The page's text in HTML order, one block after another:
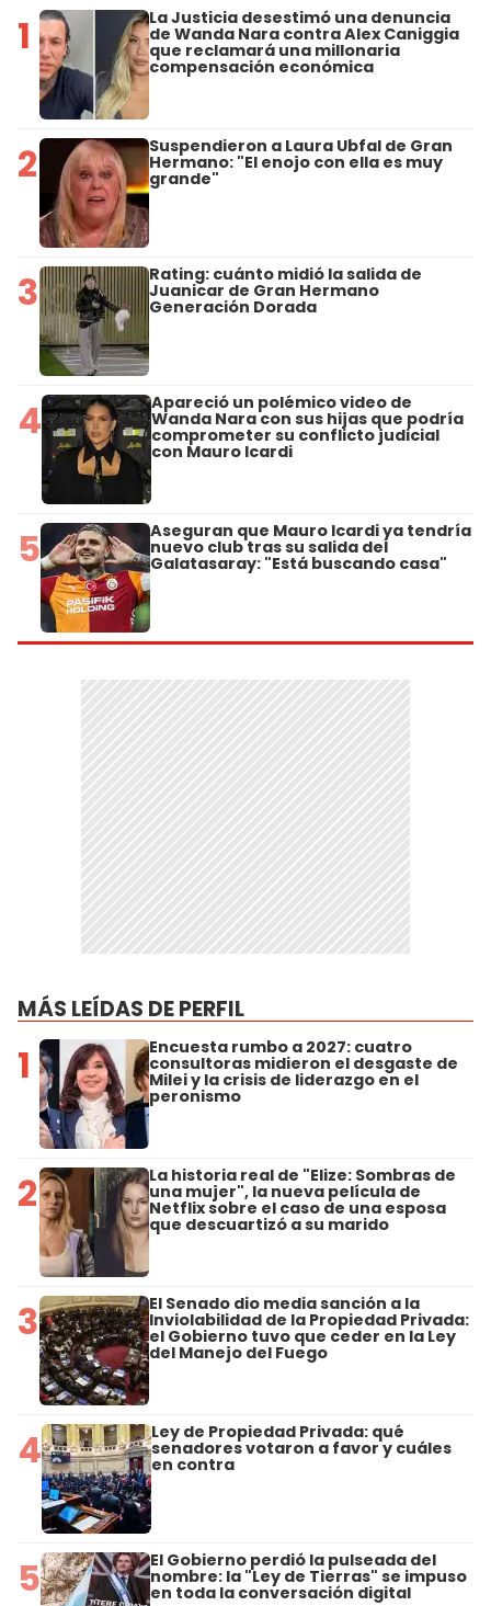
1 La Justicia desestimó una denuncia
de Wanda Nara contra Alex Caniggia
que reclamará una millonaria
compensación económica
2 Suspendieron a Laura Ubfal de Gran
Hermano: "El enojo con ella es muy
grande"
3 Rating: cuánto midió la salida de
Juanicar de Gran Hermano
Generación Dorada
4 Apareció un polémico video de
Wanda Nara con sus hijas que podría
comprometer su conflicto judicial
con Mauro Icardi
5 Aseguran que Mauro Icardi ya tendría
nuevo club tras su salida del
Galatasaray: "Está buscando casa"
MÁS LEÍDAS DE PERFIL
1 Encuesta rumbo a 2027: cuatro
consultoras midieron el desgaste de
Milei y la crisis de liderazgo en el
peronismo
2 La historia real de "Elize: Sombras de
una mujer", la nueva película de
Netflix sobre el caso de una esposa
que descuartizó a su marido
3 El Senado dio media sanción a la
Inviolabilidad de la Propiedad Privada:
el Gobierno tuvo que ceder en la Ley
del Manejo del Fuego
4 Ley de Propiedad Privada: qué
senadores votaron a favor y cuáles
en contra
5 El Gobierno perdió la pulseada del
nombre: la "Ley de Tierras" se impuso
en toda la conversación digital